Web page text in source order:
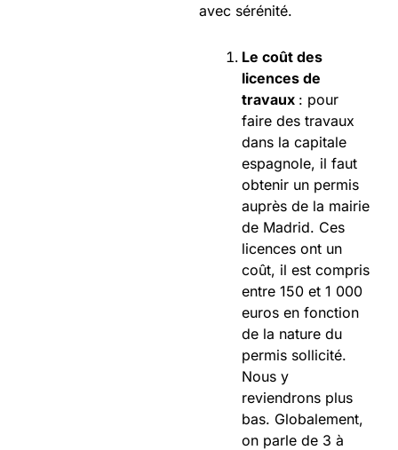
avec sérénité.
Le coût des
licences de
travaux : pour
faire des travaux
dans la capitale
espagnole, il faut
obtenir un permis
auprès de la mairie
de Madrid. Ces
licences ont un
coût, il est compris
entre 150 et 1 000
euros en fonction
de la nature du
permis sollicité.
Nous y
reviendrons plus
bas. Globalement,
on parle de 3 à